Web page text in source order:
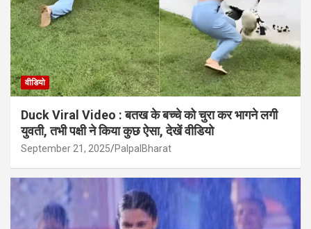
वीडियो
Duck Viral Video : बतख के बच्चे को चुरा कर भागने लगी
युवती, तभी पक्षी ने किया कुछ ऐसा, देखें वीडियो
September 21, 2025 PalpalBharat